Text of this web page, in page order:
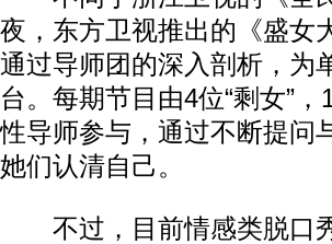
夜，东方卫视推出的《盛女
通过导师团的深入剖析，为
台。每期节目由4位“剩女”
性导师参与，通过不断提问
她们认清自己。
不过，目前情感类脱口